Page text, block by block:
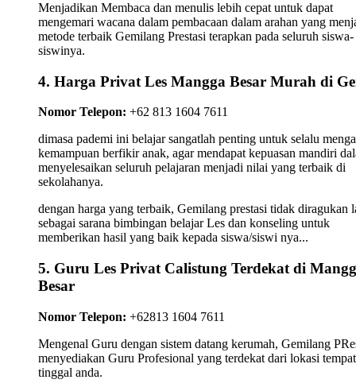
Menjadikan Membaca dan menulis lebih cepat untuk dapat
mengemari wacana dalam pembacaan dalam arahan yang
metode terbaik Gemilang Prestasi terapkan pada seluruh siswa-
siswinya.
4. Harga Privat Les Mangga Besar Murah di
Nomor Telepon: +62 813 1604 7611
dimasa pademi ini belajar sangatlah penting untuk selalu
kemampuan berfikir anak, agar mendapat kepuasan mandiri
menyelesaikan seluruh pelajaran menjadi nilai yang terbaik di
sekolahanya.
dengan harga yang terbaik, Gemilang prestasi tidak diragukan
sebagai sarana bimbingan belajar Les dan konseling untuk
memberikan hasil yang baik kepada siswa/siswi nya...
5. Guru Les Privat Calistung Terdekat di
Besar
Nomor Telepon: +62813 1604 7611
Mengenal Guru dengan sistem datang kerumah, Gemilang
menyediakan Guru Profesional yang terdekat dari lokasi tempat
tinggal anda.